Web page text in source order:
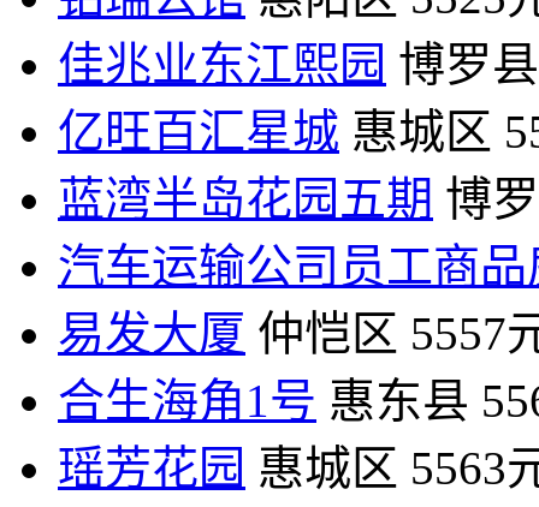
佳兆业东江熙园 博罗县
亿旺百汇星城 惠城区
蓝湾半岛花园五期 博
汽车运输公司员工商品
易发大厦 仲恺区 5557
合生海角1号 惠东县
瑶芳花园 惠城区 5563